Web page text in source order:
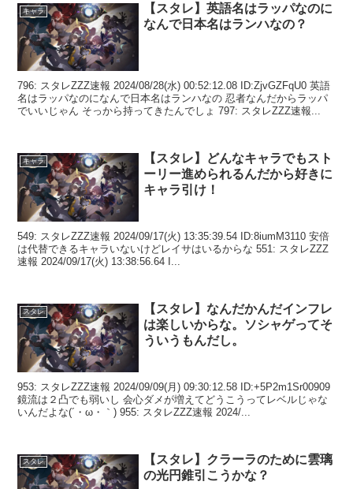
キャラ
【スタレ】英語名はラッパなのに
なんで日本名はランハなの？
796: スタレZZZ速報 2024/08/28(水) 00:52:12.08 ID:ZjvGZFqU0 英語
名はラッパなのになんで日本名はランハなの 忍者なんだからラッパ
でいいじゃん そっから持ってきたんでしょ 797: スタレZZZ速報...
キャラ
【スタレ】どんなキャラでもスト
ーリー進められるんだから好きに
キャラ引け！
549: スタレZZZ速報 2024/09/17(火) 13:35:39.54 ID:8iumM3110 安倍
は代替できるキャラいないけどレイサはいるからな 551: スタレZZZ
速報 2024/09/17(火) 13:38:56.64 I...
スタレ
【スタレ】なんだかんだインフレ
は楽しいからな。ソシャゲってそ
ういうもんだし。
953: スタレZZZ速報 2024/09/09(月) 09:30:12.58 ID:+5P2m1Sr00909
鏡流は２凸でも弱いし 会心ダメが増えてどうこうってレベルじゃな
いんだよな(´・ω・｀) 955: スタレZZZ速報 2024/...
スタレ
【スタレ】クラーラのために雲璃
の光円錐引こうかな？